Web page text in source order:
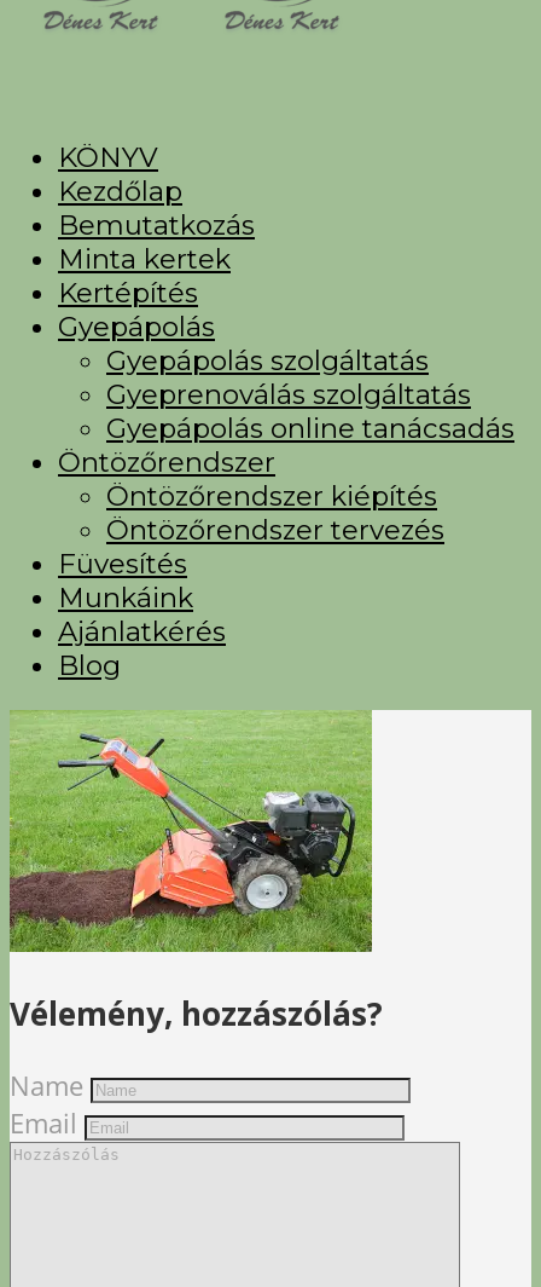
KÖNYV
Kezdőlap
Bemutatkozás
Minta kertek
Kertépítés
Gyepápolás
Gyepápolás szolgáltatás
Gyeprenoválás szolgáltatás
Gyepápolás online tanácsadás
Öntözőrendszer
Öntözőrendszer kiépítés
Öntözőrendszer tervezés
Füvesítés
Munkáink
Ajánlatkérés
Blog
Vélemény, hozzászólás?
Name
Email